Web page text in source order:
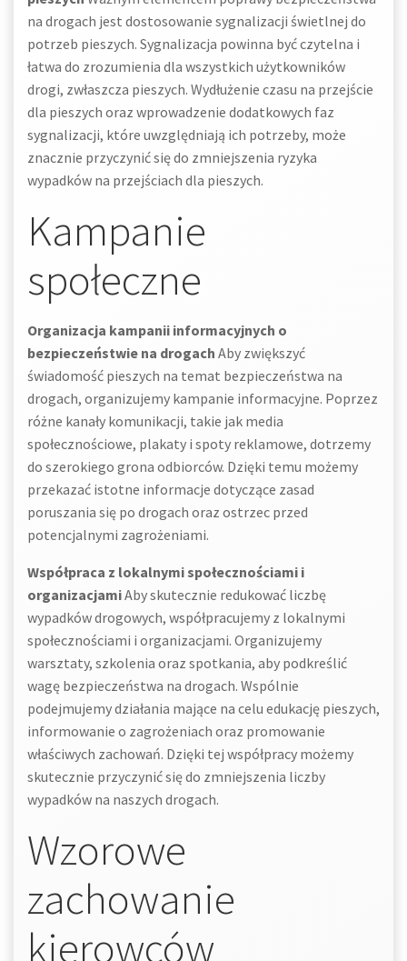
na drogach jest dostosowanie sygnalizacji świetlnej do
potrzeb pieszych. Sygnalizacja powinna być czytelna i
łatwa do zrozumienia dla wszystkich użytkowników
drogi, zwłaszcza pieszych. Wydłużenie czasu na przejście
dla pieszych oraz wprowadzenie dodatkowych faz
sygnalizacji, które uwzględniają ich potrzeby, może
znacznie przyczynić się do zmniejszenia ryzyka
wypadków na przejściach dla pieszych.
Kampanie
społeczne
Organizacja kampanii informacyjnych o
bezpieczeństwie na drogach Aby zwiększyć
świadomość pieszych na temat bezpieczeństwa na
drogach, organizujemy kampanie informacyjne. Poprzez
różne kanały komunikacji, takie jak media
społecznościowe, plakaty i spoty reklamowe, dotrzemy
do szerokiego grona odbiorców. Dzięki temu możemy
przekazać istotne informacje dotyczące zasad
poruszania się po drogach oraz ostrzec przed
potencjalnymi zagrożeniami.
Współpraca z lokalnymi społecznościami i
organizacjamiAby skutecznie redukować liczbę
wypadków drogowych, współpracujemy z lokalnymi
społecznościami i organizacjami. Organizujemy
warsztaty, szkolenia oraz spotkania, aby podkreślić
wagę bezpieczeństwa na drogach. Wspólnie
podejmujemy działania mające na celu edukację pieszych,
informowanie o zagrożeniach oraz promowanie
właściwych zachowań. Dzięki tej współpracy możemy
skutecznie przyczynić się do zmniejszenia liczby
wypadków na naszych drogach.
Wzorowe
zachowanie
kierowców